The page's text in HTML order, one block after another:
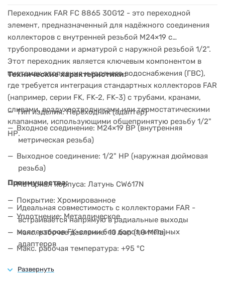
Переходник FAR FC 8865 30G12 - это переходной
элемент, предназначенный для надёжного соединения
коллекторов с внутренней резьбой M24×19 с
трубопроводами и арматурой с наружной резьбой 1/2".
Этот переходник является ключевым компонентом в
системах отопления и горячего водоснабжения (ГВС),
где требуется интеграция стандартных коллекторов FAR
(например, серии FK, FK-2, FK-3) с трубами, кранами,
сливами, воздухоотводчиками или термостатическими
клапанами, использующими общепринятую резьбу 1/2"
НР.
Технические характеристики:
Тип изделия: Переходник (адаптер)
Входное соединение: M24×19 ВР (внутренняя
метрическая резьба)
Выходное соединение: 1/2" НР (наружная дюймовая
резьба)
Материал корпуса: Латунь CW617N
Покрытие: Хромированное
Уплотнение: Металлическое
Макс. рабочее давление: 10 бар (1,0 МПа)
Макс. рабочая температура: +95 °C
Преимущества:
Идеальная совместимость с коллекторами FAR -
встраивается напрямую в радиальные выходы
коллекторов FK-серии без дополнительных
адаптеров
разрушения резиновых прокладок при температуре